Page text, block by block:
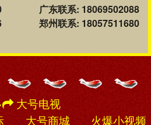
广东联系: 18069502088
郑州联系: 18057511680
大号电视
大号商城 火爆小视频